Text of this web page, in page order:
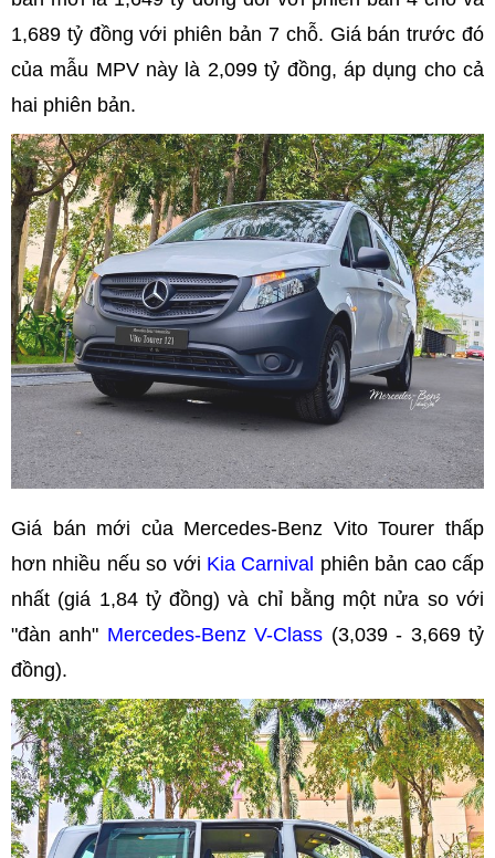
1,689 tỷ đồng với phiên bản 7 chỗ. Giá bán trước đó
của mẫu MPV này là 2,099 tỷ đồng, áp dụng cho cả
hai phiên bản.
Giá bán mới của Mercedes-Benz Vito Tourer thấp
hơn nhiều nếu so với Kia Carnival phiên bản cao cấp
nhất (giá 1,84 tỷ đồng) và chỉ bằng một nửa so với
"đàn anh" Mercedes-Benz V-Class (3,039 - 3,669 tỷ
đồng).